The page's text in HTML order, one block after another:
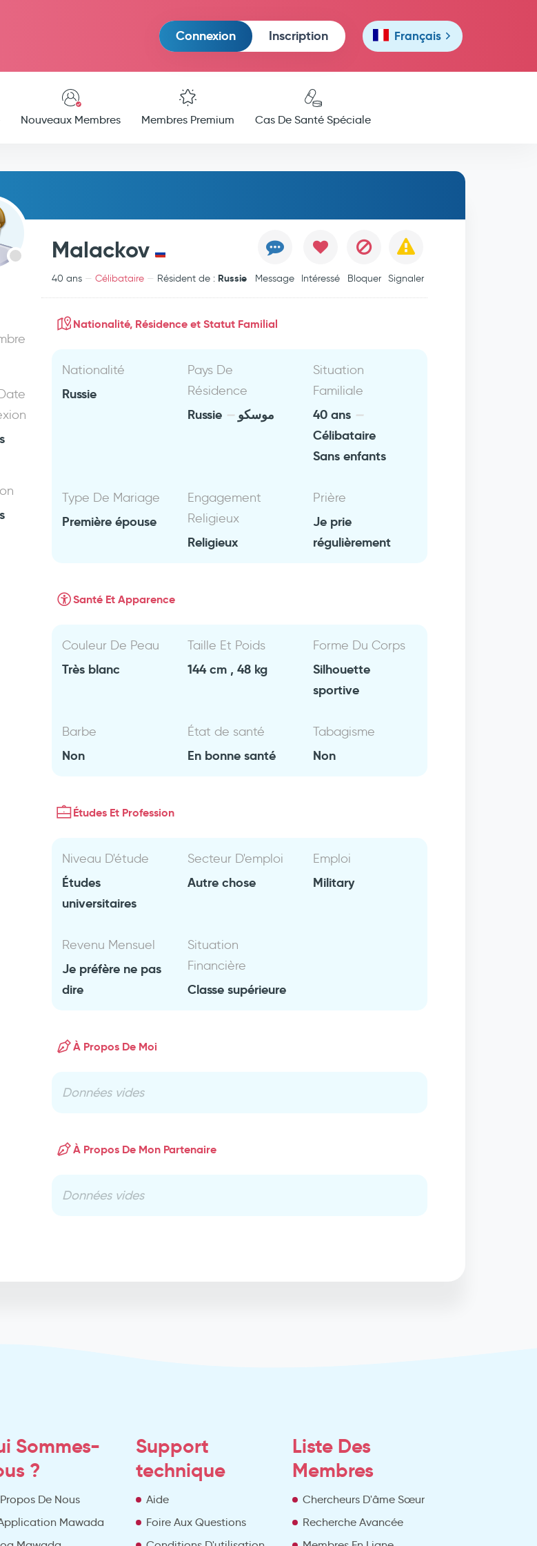
Connexion Inscription Français
Nouveaux Membres Membres Premium Cas De Santé Spéciale
Malackov
40 ans Célibataire Résident de : Russie Message Intéressé Bloquer Signaler
Nationalité, Résidence et Statut Familial
Nationalité
Russie
Pays De
Résidence
Russie موسكو
Situation
Familiale
40 ans
Célibataire
Sans enfants
Type De Mariage
Première épouse
Engagement
Religieux
Religieux
Prière
Je prie
régulièrement
Santé Et Apparence
Couleur De Peau
Très blanc
Taille Et Poids
144 cm , 48 kg
Forme Du Corps
Silhouette
sportive
Barbe
Non
État de santé
En bonne santé
Tabagisme
Non
Études Et Profession
Niveau D'étude
Études
universitaires
Secteur D'emploi
Autre chose
Emploi
Military
Revenu Mensuel
Je préfère ne pas
dire
Situation
Financière
Classe supérieure
À Propos De Moi
Données vides
À Propos De Mon Partenaire
Données vides
Sommes-
?
De Nous
Mawada
Support
technique
Aide
Foire Aux Questions
Liste Des
Membres
Chercheurs D'âme Sœur
Recherche Avancée